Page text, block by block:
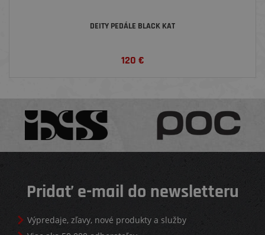
DEITY PEDÁLE BLACK KAT
120 €
Pridať e-mail do newsletteru
Výpredaje, zľavy, nové produkty a služby